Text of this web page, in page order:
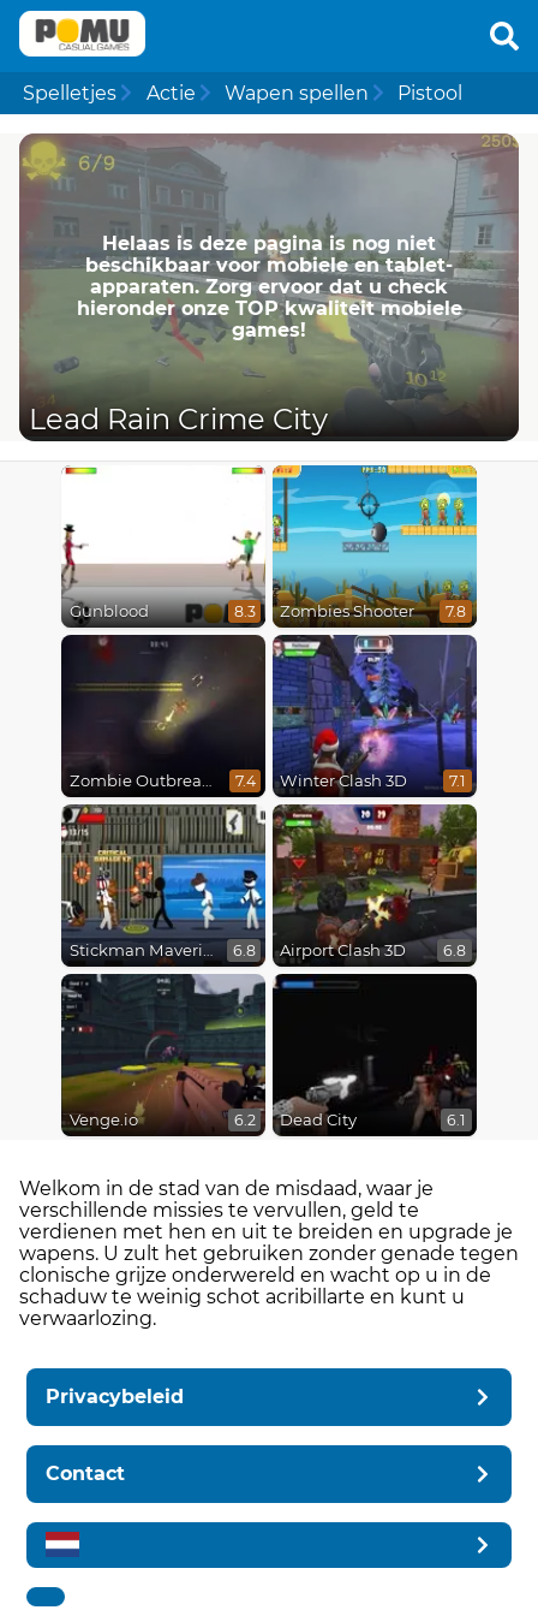
Spelletjes Actie Wapen spellen Pistool
Helaas is deze pagina is nog niet
beschikbaar voor mobiele en tablet-
apparaten. Zorg ervoor dat u check
hieronder onze TOP kwaliteit mobiele
games!
Lead Rain Crime City
Gunblood 8.3 Zombies Shooter 7.8
Zombie Outbreak Arena 7.4 Winter Clash 3D 7.1
Stickman Maverick: Bad Boys Killer 6.8 Airport Clash 3D 6.8
Venge.io 6.2 Dead City 6.1
Welkom in de stad van de misdaad, waar je
verschillende missies te vervullen, geld te
verdienen met hen en uit te breiden en upgrade je
wapens. U zult het gebruiken zonder genade tegen
clonische grijze onderwereld en wacht op u in de
schaduw te weinig schot acribillarte en kunt u
verwaarlozing.
Privacybeleid
Contact